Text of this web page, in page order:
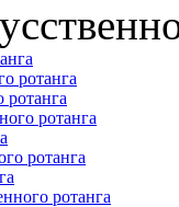
ротанга
ротанга
ротанга
ротанга
ротанга